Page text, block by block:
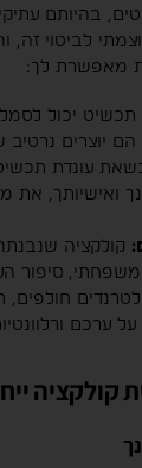
בהיותם
לביטוי זה,
מאפשרת לך:
תכשיט יכול
הם יוצרים
עונדת
ואישיותך, את
קולקציה
סיפור
לטרנדים חולפים,
ערכם
קולקציה